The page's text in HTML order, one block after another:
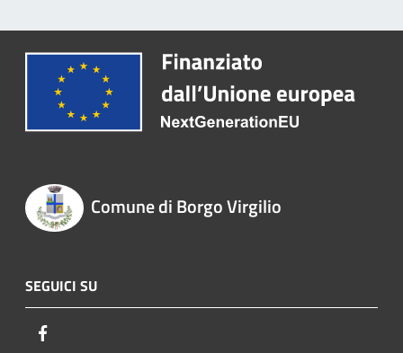
Comune di Borgo Virgilio
SEGUICI SU